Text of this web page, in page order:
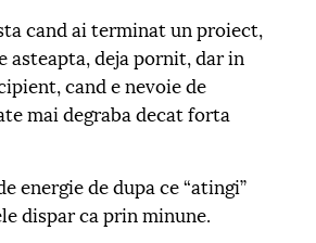
cand ai terminat un proiect,
asteapta, deja pornit, dar in
cand e nevoie de
mai degraba decat forta
energie de dupa ce “atingi”
dispar ca prin minune.